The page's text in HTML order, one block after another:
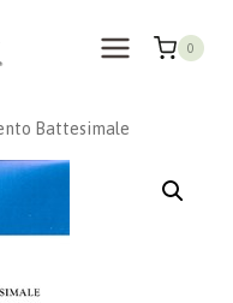
0
Battesimale